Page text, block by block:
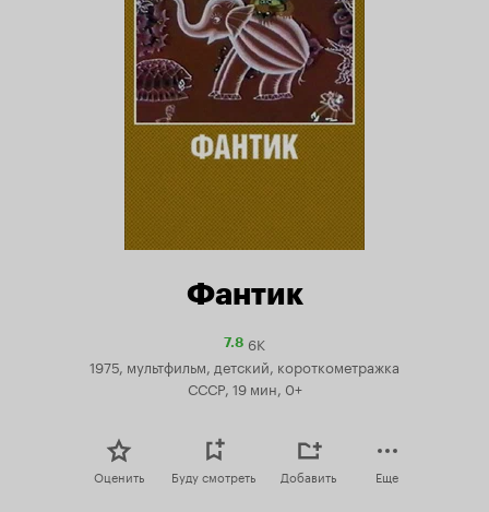
Фантик
7.8Рейтинг
Кинопоиска
6K
1975, мультфильм, детский, короткометражка
СССР, 19 мин, 0+
Оценить Буду смотреть Добавить Еще